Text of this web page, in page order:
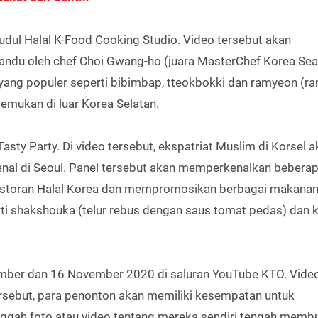
Halal K-Food Cooking Studio. Video tersebut akan
oleh chef Choi Gwang-ho (juara MasterChef Korea
populer seperti bibimbap, tteokbokki dan ramyeon
di luar Korea Selatan.
Party. Di video tersebut, ekspatriat Muslim di Korsel
di Seoul. Panel tersebut akan memperkenalkan
Halal Korea dan mempromosikan berbagai
shakshouka (telur rebus dengan saus tomat pedas) dan
dan 16 November 2020 di saluran YouTube KTO.
para penonton akan memiliki kesempatan untuk